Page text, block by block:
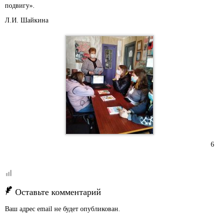
подвигу».
Л.И. Шайкина
6
Оставьте комментарий
Ваш адрес email не будет опубликован.